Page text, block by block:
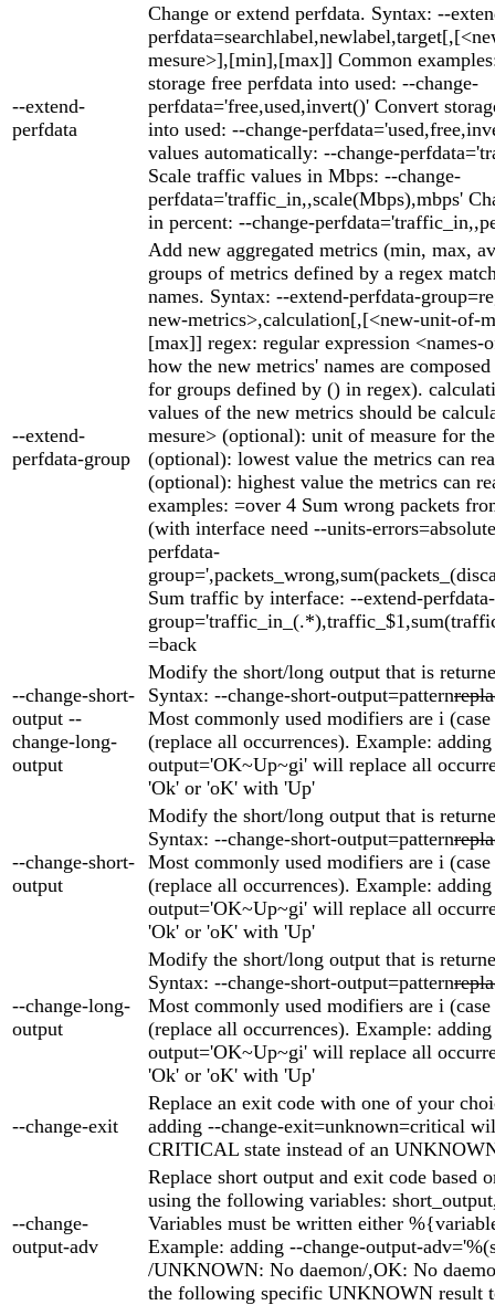
--extend-
perfdata
Change or extend perfdata. Syntax: --
mesure>],[min],[max]] Common
storage free perfdata into used: --change-
perfdata='free,used,invert()' Convert
into used: --change-
values automatically: --change-
Scale traffic values in Mbps: --change-
perfdata='traffic_in,,scale(Mbps),mbps'
in percent: --change-
--extend-
perfdata-group
Add new aggregated metrics (min, max,
groups of metrics defined by a regex
names. Syntax: --extend-perfdata-
new-metrics>,calculation[,[<new-unit-of-
[max]] regex: regular expression <names-
how the new metrics' names are
for groups defined by () in regex).
values of the new metrics should be
mesure> (optional): unit of measure for
(optional): lowest value the metrics can
(optional): highest value the metrics can
examples: =over 4 Sum wrong packets
(with interface need --units-
perfdata-
Sum traffic by interface: --extend-perfdata-
=back
--change-short-
output --
change-long-
output
Modify the short/long output that is
Syntax: --change-short-output=pattern
Most commonly used modifiers are i
(replace all occurrences). Example:
output='OK~Up~gi' will replace all
'Ok' or 'oK' with 'Up'
--change-short-
output
Modify the short/long output that is
Syntax: --change-short-output=pattern
Most commonly used modifiers are i
(replace all occurrences). Example:
output='OK~Up~gi' will replace all
'Ok' or 'oK' with 'Up'
--change-long-
output
Modify the short/long output that is
Syntax: --change-short-output=pattern
Most commonly used modifiers are i
(replace all occurrences). Example:
output='OK~Up~gi' will replace all
'Ok' or 'oK' with 'Up'
--change-exit
Replace an exit code with one of your
adding --change-exit=unknown=critical
CRITICAL state instead of an
--change-
output-adv
Replace short output and exit code based
using the following variables:
Variables must be written either
Example: adding --change-output-
/UNKNOWN: No daemon/,OK: No
the following specific UNKNOWN result